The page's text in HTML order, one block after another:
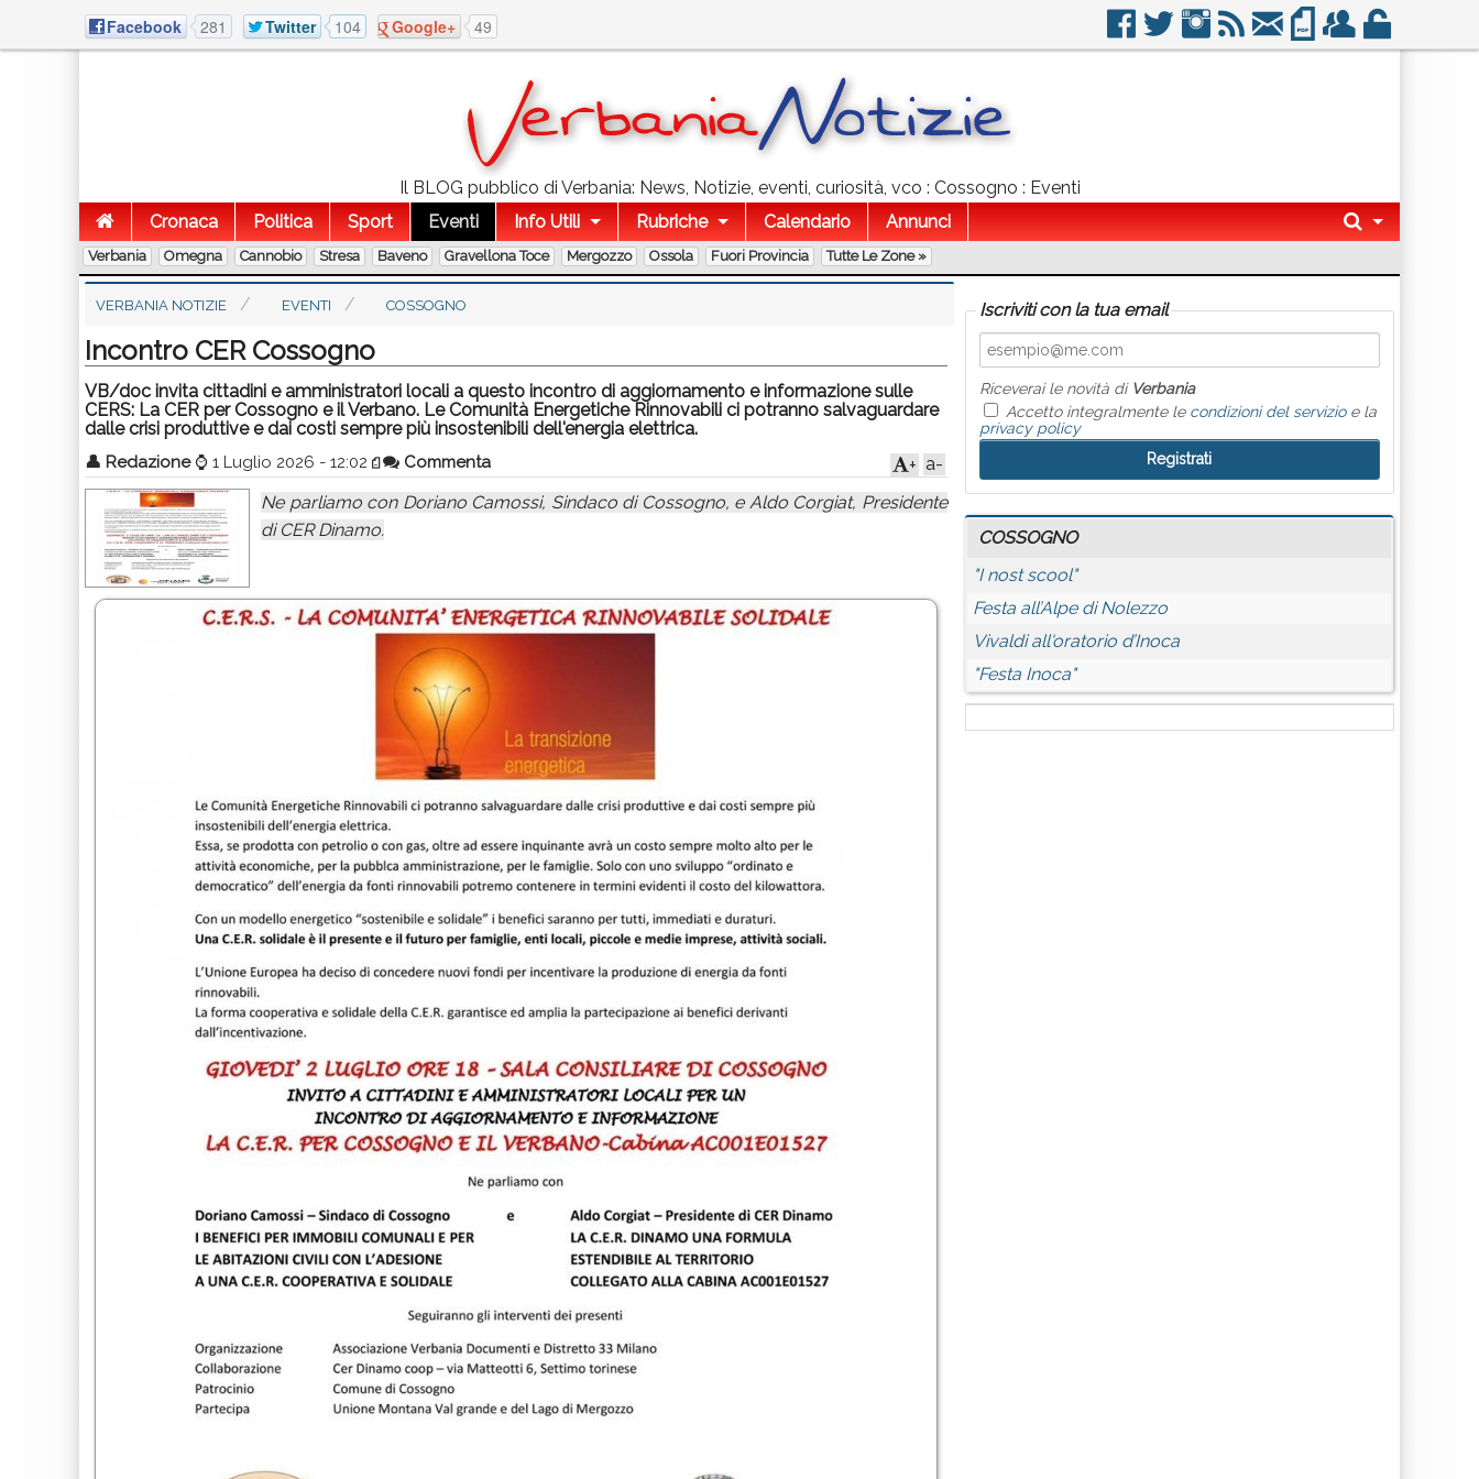
Facebook 281 Twitter 104 Google+ 49
Il BLOG pubblico di Verbania: News, Notizie, eventi, curiosità, vco : Cossogno : Eventi
Cronaca
Politica Sport Eventi Info Utili Rubriche Calendario Annunci
Verbania Omegna Cannobio Stresa Baveno Gravellona Toce Mergozzo Ossola Fuori Provincia Tutte Le Zone »
VERBANIA NOTIZIE EVENTI COSSOGNO
Incontro CER Cossogno
VB/doc invita cittadini e amministratori locali a questo incontro di aggiornamento e informazione sulle
CERS: La CER per Cossogno e il Verbano. Le Comunità Energetiche Rinnovabili ci potranno salvaguardare
dalle crisi produttive e dai costi sempre più insostenibili dell'energia elettrica.
👤 Redazione ⌚ 1 Luglio 2026 - 12:02 Commenta a-
+
Ne parliamo con Doriano Camossi, Sindaco di Cossogno, e Aldo Corgiat, Presidente
di CER Dinamo.
Iscriviti con la tua email
Riceverai le novità di Verbania
Accetto integralmente le condizioni del servizioe la
privacy policy
COSSOGNO
"I nost scool"
Festa all’Alpe di Nolezzo
Vivaldi all'oratorio d’Inoca
"Festa Inoca"